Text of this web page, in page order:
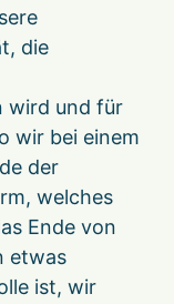
die
wird und für
wir bei einem
der
welches
Ende von
etwas
ist, wir